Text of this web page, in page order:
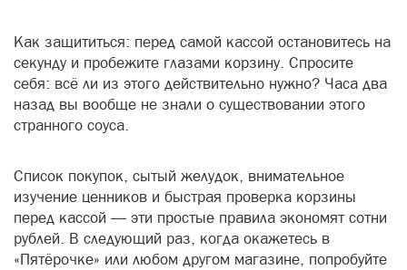
Как защититься: перед самой кассой остановитесь на
секунду и пробежите глазами корзину. Спросите
себя: всё ли из этого действительно нужно? Часа два
назад вы вообще не знали о существовании этого
странного соуса.
Список покупок, сытый желудок, внимательное
изучение ценников и быстрая проверка корзины
перед кассой — эти простые правила экономят сотни
рублей. В следующий раз, когда окажетесь в
«Пятёрочке» или любом другом магазине, попробуйте